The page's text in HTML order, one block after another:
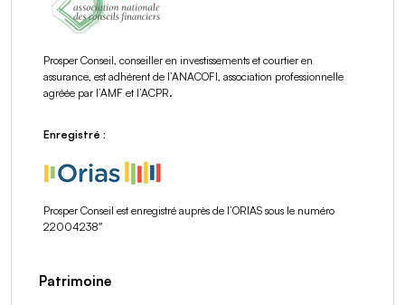
Prosper Conseil, conseiller en investissements et courtier en
assurance, est adhérent de l’ANACOFI, association professionnelle
agréée par l’AMF et l’ACPR.
Enregistré :
Prosper Conseil est enregistré auprès de l’ORIAS sous le numéro
22004238″
Patrimoine